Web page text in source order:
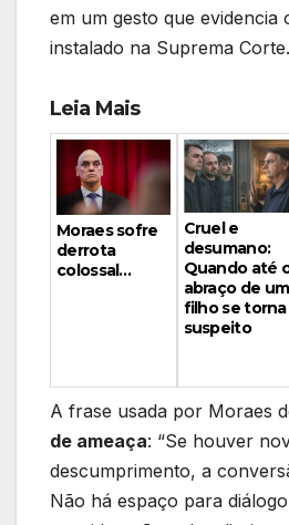
em um gesto que evidencia
instalado na Suprema Corte.
Leia Mais
Moraes sofre
derrota
colossal…
Cruel e
desumano:
Quando até
abraço de um
filho se torna
suspeito
A frase usada por Moraes
de ameaça: “Se houver
descumprimento, a
Não há espaço para